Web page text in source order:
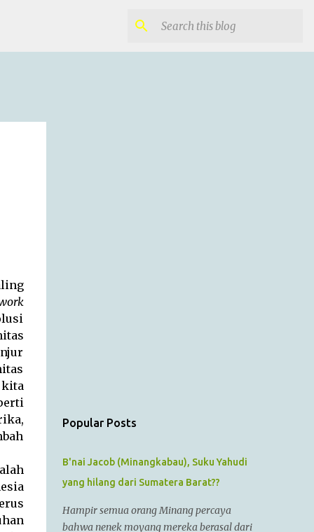
kita
Popular Posts
B'nai Jacob (Minangkabau), Suku Yahudi
yang hilang dari Sumatera Barat??
Hampir semua orang Minang percaya
bahwa nenek moyang mereka berasal dari